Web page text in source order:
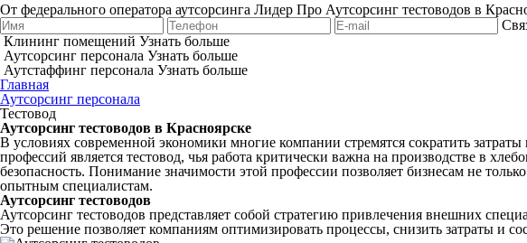
От федерального оператора аутсорсинга Лидер Про Аутсорсинг тестоводов в
Клининг помещений Узнать больше
Аутсорсинг персонала Узнать больше
Аутстаффинг персонала Узнать больше
Главная
Аутсорсинг персонала
Тестовод
Аутсорсинг тестоводов в Красноярске
В условиях современной экономики многие компании стремятся сократить
профессий является тестовод, чья работа критически важна на производстве в
безопасность. Понимание значимости этой профессии позволяет бизнесам не
опытным специалистам.
Аутсорсинг тестоводов
Аутсорсинг тестоводов представляет собой стратегию привлечения внешних
Это решение позволяет компаниям оптимизировать процессы, снизить затраты и